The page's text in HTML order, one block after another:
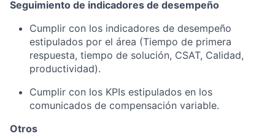
Seguimiento de indicadores de desempeño
Cumplir con los indicadores de desempeño
estipulados por el área (Tiempo de primera
respuesta, tiempo de solución, CSAT, Calidad,
productividad).
Cumplir con los KPIs estipulados en los
comunicados de compensación variable.
Otros